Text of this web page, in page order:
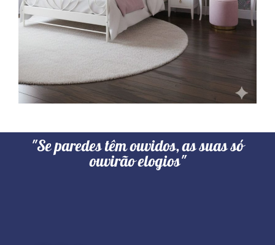
"Se paredes têm ouvidos, as suas só
ouvirão elogios"